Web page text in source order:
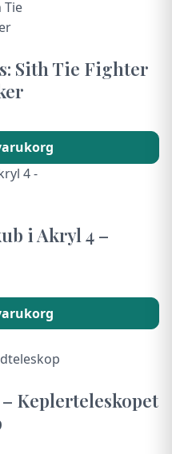
Sith Tie Fighter
i Akryl 4 –
Keplerteleskopet